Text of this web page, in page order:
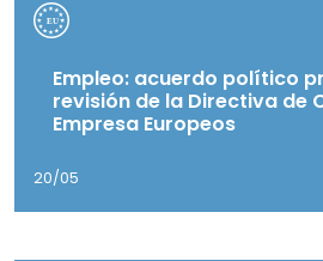
Empleo: acuerdo político
revisión de la Directiva de
Empresa Europeos
20/05